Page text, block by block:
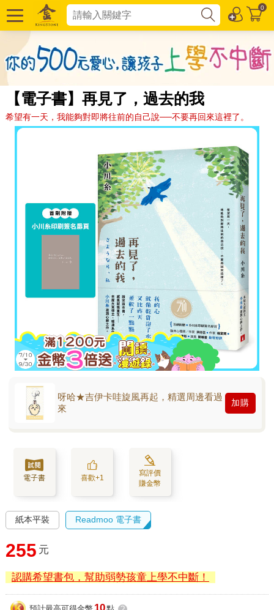
0
【電子書】再見了，過去的我
希望有一天，我能夠對即將往前的自己說──不要再回來這裡了。
呀哈★吉伊卡哇旋風再起，精選周邊看過
來
加購
電子書 喜歡+1
寫評價
賺金幣
紙本平裝 Readmoo 電子書
255 元
認購希望書包，幫助弱勢孩童上學不中斷！